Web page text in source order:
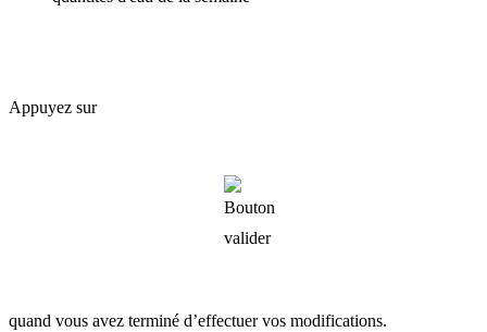
Appuyez sur
quand vous avez terminé d’effectuer vos modifications.